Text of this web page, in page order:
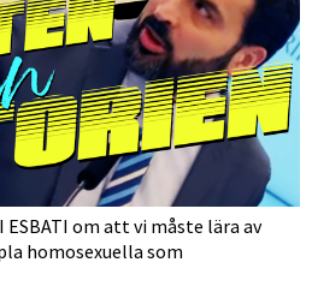
om att vi måste lära av
homosexuella som